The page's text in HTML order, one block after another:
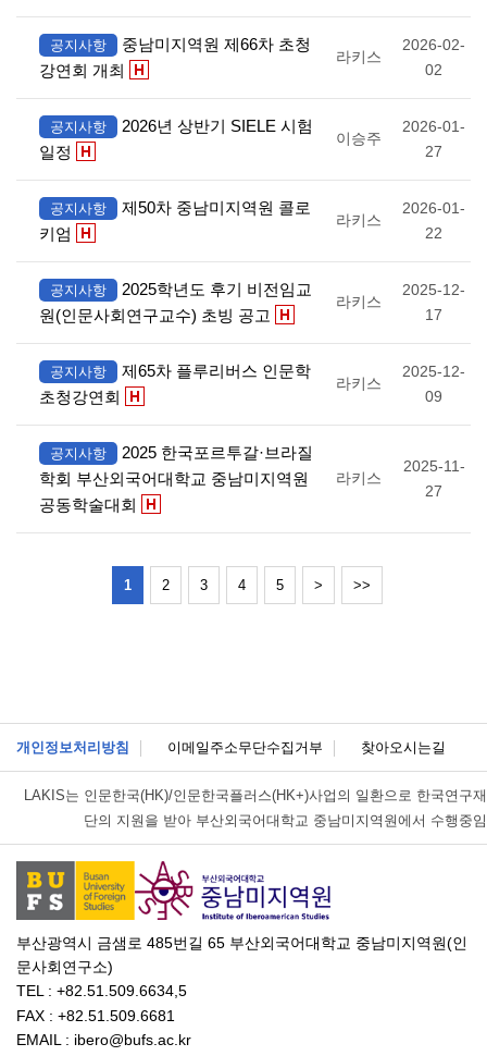
공지사항
중남미지역원 제66차 초청
강연회 개최
라키스
2026-02-
02
공지사항
2026년 상반기 SIELE 시험
일정
이승주
2026-01-
27
공지사항
제50차 중남미지역원 콜로
키엄
라키스
2026-01-
22
공지사항
2025학년도 후기 비전임교
원(인문사회연구교수) 초빙 공고
라키스
2025-12-
17
공지사항
제65차 플루리버스 인문학
초청강연회
라키스
2025-12-
09
공지사항
2025 한국포르투갈·브라질
학회 부산외국어대학교 중남미지역원
공동학술대회
라키스
2025-11-
27
1 2 3 4 5 > >>
개인정보처리방침 이메일주소무단수집거부 찾아오시는길
LAKIS는 인문한국(HK)/인문한국플러스(HK+)사업의 일환으로 한국연구재
단의 지원을 받아 부산외국어대학교 중남미지역원에서 수행중임
부산광역시 금샘로 485번길 65 부산외국어대학교 중남미지역원(인
문사회연구소)
TEL : +82.51.509.6634,5
FAX : +82.51.509.6681
EMAIL : ibero@bufs.ac.kr